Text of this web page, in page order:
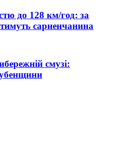
до 128 км/год: за
сарненчанина
смузі: